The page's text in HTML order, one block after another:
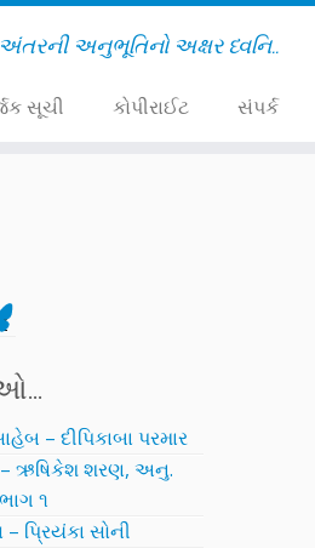
અંતરની અનુભૂતિનો અક્ષર ધ્વનિ..
સૂચી કોપીરાઈટ સંપર્ક
– દીપિકાબા પરમાર
ઋષિકેશ શરણ, અનુ.
૧
પ્રિયંકા સોની